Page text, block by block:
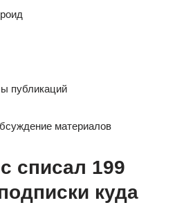
публикаций
материалов
списал 199
куда